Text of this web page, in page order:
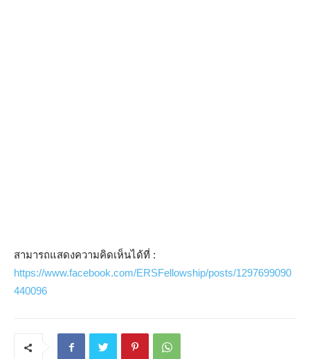
สามารถแสดงความคิดเห็นได้ที่ :
https://www.facebook.com/ERSFellowship/posts/1297699090
440096